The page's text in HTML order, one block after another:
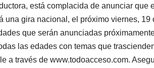
está complacida de anunciar que
una gira nacional, el próximo viernes, 19
que serán anunciadas
las edades con temas que
a través de www.todoacceso.com.